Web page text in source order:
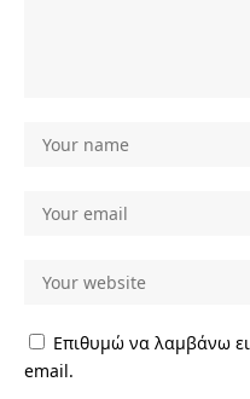
Επιθυμώ να λαμβάνω
email.